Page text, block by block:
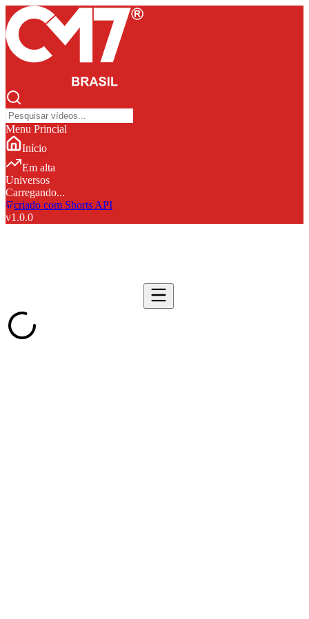
Menu Princial
Início
Em alta
Universos
Carregando...
criado com Shorts API
v1.0.0